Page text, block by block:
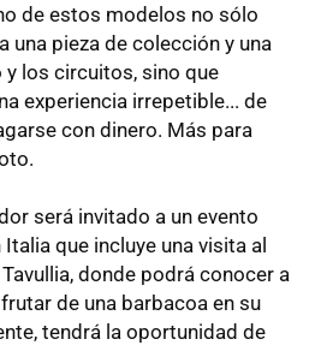
de estos modelos no sólo
una pieza de colección y una
los circuitos, sino que
experiencia irrepetible... de
con dinero. Más para
será invitado a un evento
que incluye una visita al
donde podrá conocer a
de una barbacoa en su
tendrá la oportunidad de